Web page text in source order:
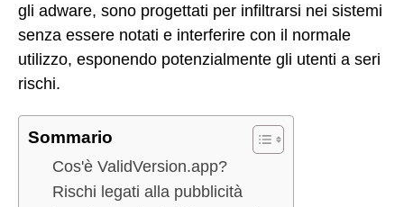
gli adware, sono progettati per infiltrarsi nei sistemi
senza essere notati e interferire con il normale
utilizzo, esponendo potenzialmente gli utenti a seri
rischi.
Sommario
Cos'è ValidVersion.app?
Rischi legati alla pubblicità